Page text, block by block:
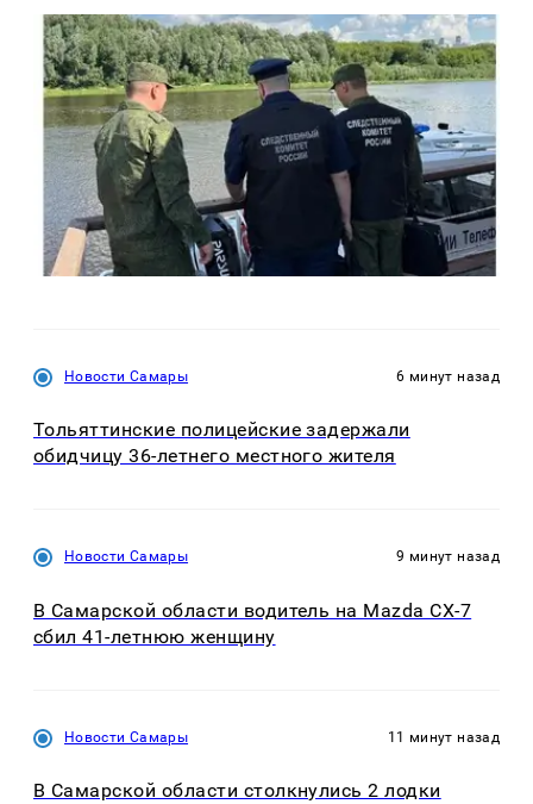
Новости Самары 6 минут назад
Тольяттинские полицейские задержали
обидчицу 36-летнего местного жителя
Новости Самары 9 минут назад
В Самарской области водитель на Mazda CX-7
сбил 41-летнюю женщину
Новости Самары 11 минут назад
В Самарской области столкнулись 2 лодки